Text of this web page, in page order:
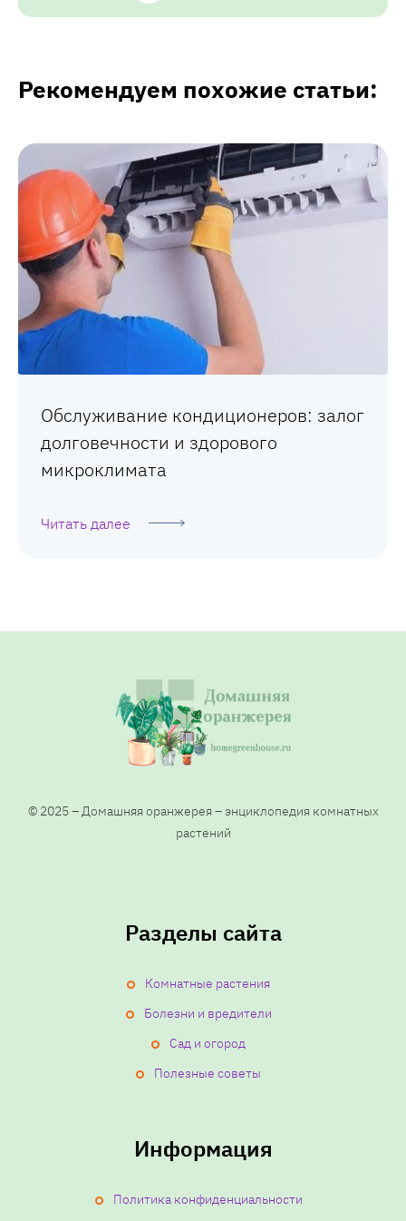
Рекомендуем похожие статьи:
Обслуживание кондиционеров: залог
долговечности и здорового
микроклимата
Читать далее
© 2025 – Домашняя оранжерея – энциклопедия комнатных
растений
Разделы сайта
Комнатные растения
Болезни и вредители
Сад и огород
Полезные советы
Информация
Политика конфиденциальности